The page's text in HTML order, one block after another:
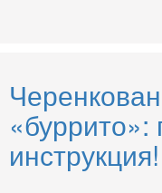
«буррито»:
инструкция!